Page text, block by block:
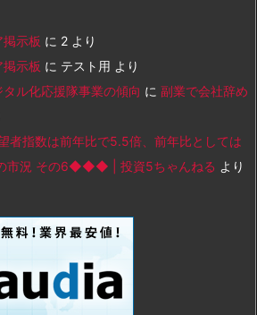
示板 に 2 より
示板 に テスト用 より
タル化応援隊事業の傾向 に 副業で会社辞め
者指数は前年比で5.5倍、前年比としては
況 その6◆◆◆ | 投資5ちゃんねる より